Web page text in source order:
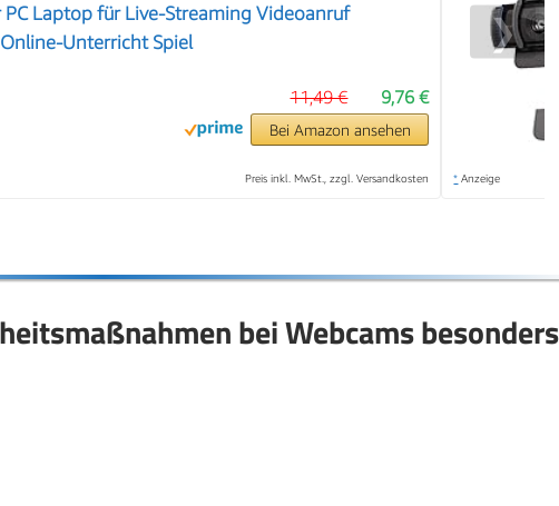
PC Laptop für Live-Streaming Videoanruf
Unterricht Spiel
9,76 €
11,49 €
Bei Amazon ansehen
Preis inkl. MwSt., zzgl. Versandkosten * Anzeige
❯
bei Webcams besonders